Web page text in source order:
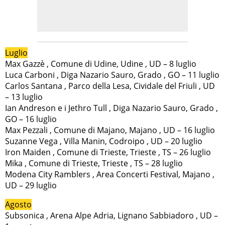
Luglio
Max Gazzè , Comune di Udine, Udine , UD – 8 luglio
Luca Carboni , Diga Nazario Sauro, Grado , GO – 11 luglio
Carlos Santana , Parco della Lesa, Cividale del Friuli , UD
– 13 luglio
Ian Andreson e i Jethro Tull , Diga Nazario Sauro, Grado ,
GO – 16 luglio
Max Pezzali , Comune di Majano, Majano , UD – 16 luglio
Suzanne Vega , Villa Manin, Codroipo , UD – 20 luglio
Iron Maiden , Comune di Trieste, Trieste , TS – 26 luglio
Mika , Comune di Trieste, Trieste , TS – 28 luglio
Modena City Ramblers , Area Concerti Festival, Majano ,
UD – 29 luglio
Agosto
Subsonica , Arena Alpe Adria, Lignano Sabbiadoro , UD –